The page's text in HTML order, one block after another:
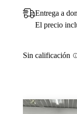
Entrega a
El precio
Sin calificación